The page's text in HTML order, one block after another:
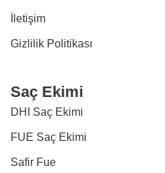
İletişim
Gizlilik Politikası
Saç Ekimi
DHI Saç Ekimi
FUE Saç Ekimi
Safir Fue